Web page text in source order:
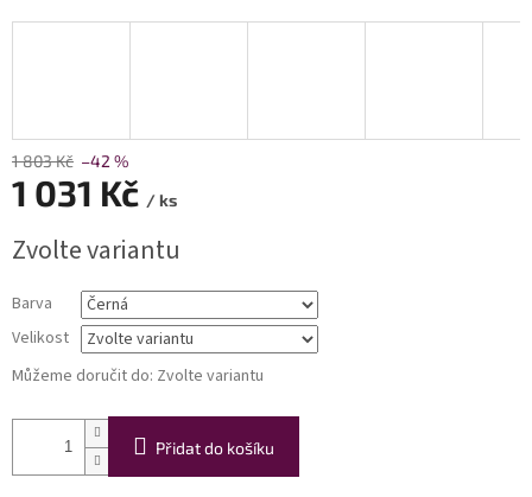
1 803 Kč –42 %
1 031 Kč / ks
cena:
Zvolte variantu
Barva
Velikost
Můžeme doručit do: Zvolte variantu
Přidat do košíku